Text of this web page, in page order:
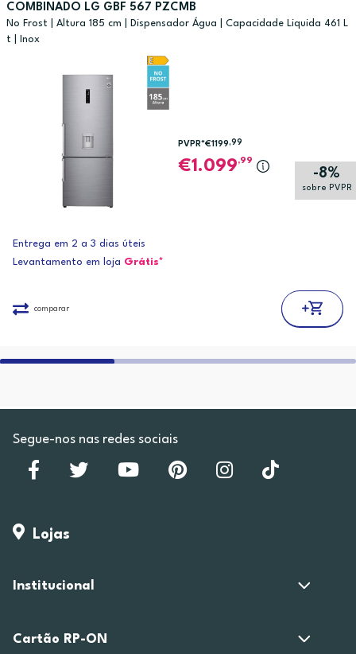
COMBINADO LG GBF 567 PZCMB
No Frost | Altura 185 cm | Dispensador Água | Capacidade Liquida 461 L
t | Inox
-8%
sobre PVPR
PVPR*€1199,99
1.099,99
Entrega em 2 a 3 dias úteis
Levantamento em loja Grátis*
comparar
Segue-nos nas redes sociais
Lojas
Institucional
Cartão RP-ON